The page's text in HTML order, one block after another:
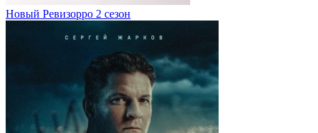
Новый Ревизорро 2 сезон